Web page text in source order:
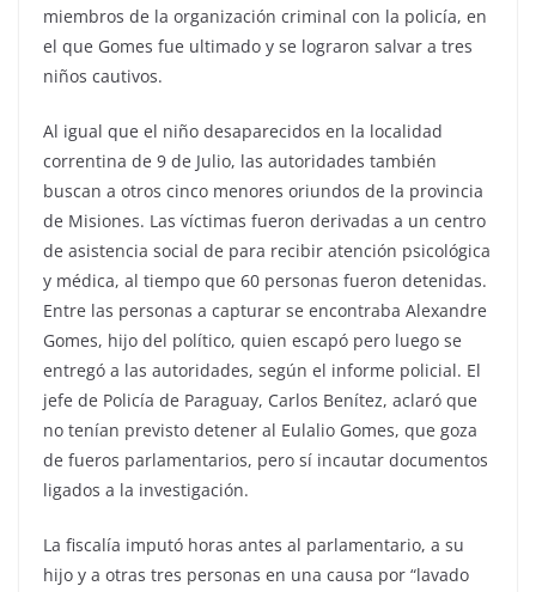
miembros de la organización criminal con la policía, en
el que Gomes fue ultimado y se lograron salvar a tres
niños cautivos.
Al igual que el niño desaparecidos en la localidad
correntina de 9 de Julio, las autoridades también
buscan a otros cinco menores oriundos de la provincia
de Misiones. Las víctimas fueron derivadas a un centro
de asistencia social de para recibir atención psicológica
y médica, al tiempo que 60 personas fueron detenidas.
Entre las personas a capturar se encontraba Alexandre
Gomes, hijo del político, quien escapó pero luego se
entregó a las autoridades, según el informe policial. El
jefe de Policía de Paraguay, Carlos Benítez, aclaró que
no tenían previsto detener al Eulalio Gomes, que goza
de fueros parlamentarios, pero sí incautar documentos
ligados a la investigación.
La fiscalía imputó horas antes al parlamentario, a su
hijo y a otras tres personas en una causa por “lavado